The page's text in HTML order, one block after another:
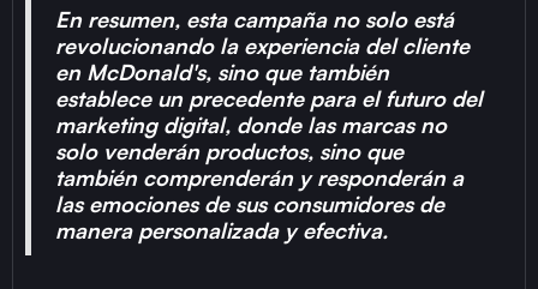
En resumen, esta campaña no solo está
revolucionando la experiencia del cliente
en McDonald's, sino que también
establece un precedente para el futuro del
marketing digital, donde las marcas no
solo venderán productos, sino que
también comprenderán y responderán a
las emociones de sus consumidores de
manera personalizada y efectiva.